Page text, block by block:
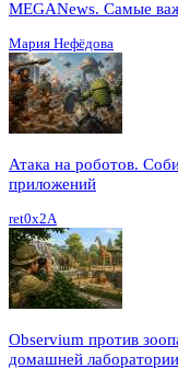
MEGANews. Cамые
Мария Нефёдова
Атака на роботов.
приложений
ret0x2A
Observium против
домашней лаборатории